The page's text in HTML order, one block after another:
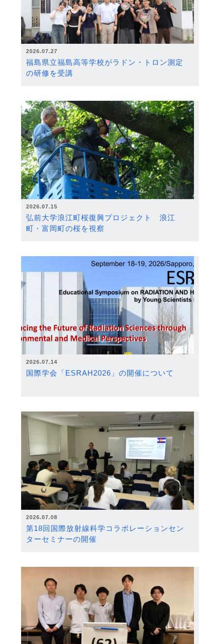
2026.07.27
福島県立福島高等学校がラドン・トロン測定
の研修を受講
2026.07.15
弘前大学浪江町桜復興プロジェクト 浪江
町・富岡町の桜を視察
2026.07.14
国際学会「ESRAH2026」の開催について
2026.07.08
第18回国際放射線科学コラボレーションセン
ターセミナーの開催